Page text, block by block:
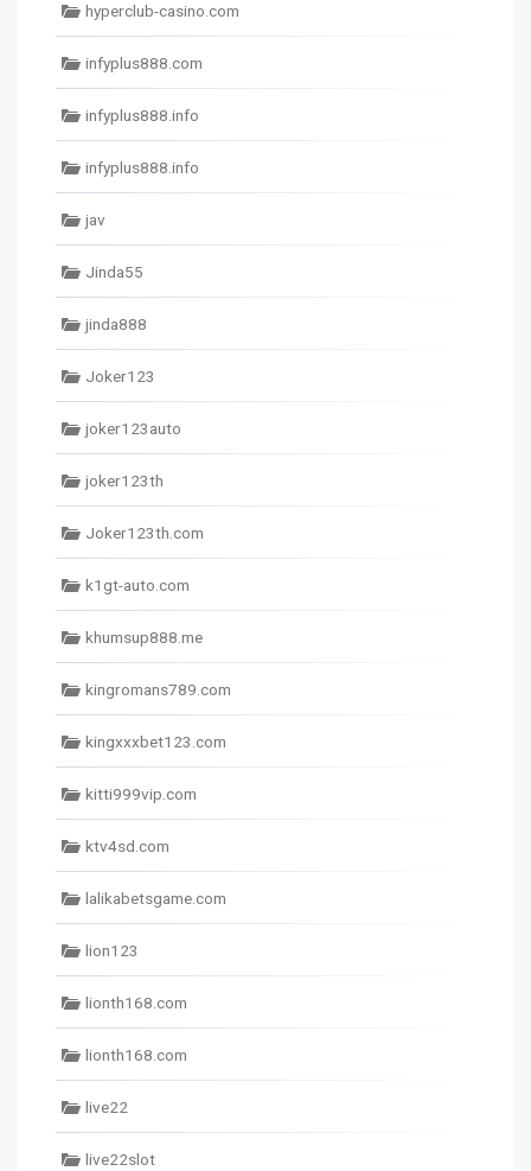
hyperclub-casino.com
infyplus888.com
infyplus888.info
infyplus888.info
jav
Jinda55
jinda888
Joker123
joker123auto
joker123th
Joker123th.com
k1gt-auto.com
khumsup888.me
kingromans789.com
kingxxxbet123.com
kitti999vip.com
ktv4sd.com
lalikabetsgame.com
lion123
lionth168.com
lionth168.com
live22
live22slot